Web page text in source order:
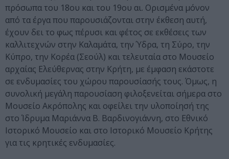
πρόσωπα του 18ου και του 19ου αι. Ορισμένα μόνον
από τα έργα που παρουσιάζονται στην έκθεση αυτή,
έχουν δει το φως πέρυσι και φέτος σε εκθέσεις των
καλλιτεχνών στην Καλαμάτα, την Ύδρα, τη Σύρο, την
Κύπρο, την Κορέα (Σεούλ) και τελευταία στο Μουσείο
αρχαίας Ελεύθερνας στην Κρήτη, με έμφαση εκάστοτε
σε ενδυμασίες του χώρου παρουσίασής τους. Όμως, η
συνολική μεγάλη παρουσίαση φιλοξενείται σήμερα στο
Μουσείο Ακρόπολης και οφείλει την υλοποίησή της
στο Ίδρυμα Μαριάννα Β. Βαρδινογιάννη, στο Εθνικό
Ιστορικό Μουσείο και στο Ιστορικό Μουσείο Κρήτης
για τις κρητικές ενδυμασίες.